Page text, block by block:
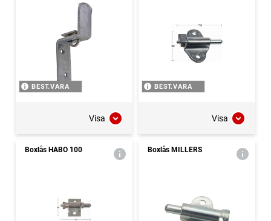
BEST.VARA
Visa
BEST.VARA
Visa
Boxlås HABO 100 Boxlås MILLERS